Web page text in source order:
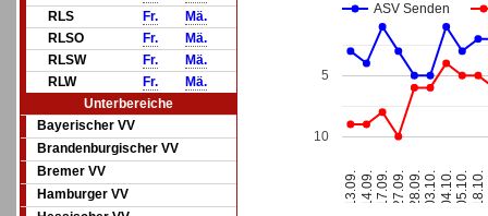
RLS
Fr.
Mä.
RLSO
Fr.
Mä.
RLSW
Fr.
Mä.
RLW
Fr.
Mä.
Unterbereiche
Bayerischer VV
Brandenburgischer VV
Bremer VV
Hamburger VV
ASV Senden
13.09.14.09.17.09.27.09.28.09.03.10.04.10.05.10.18.10.
5
10